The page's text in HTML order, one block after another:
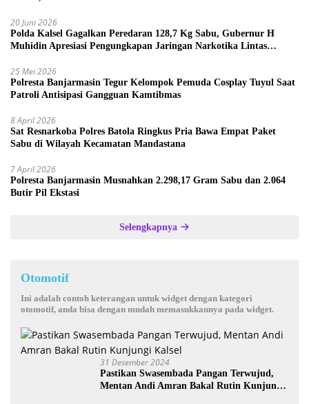
20 Juni 2026
Polda Kalsel Gagalkan Peredaran 128,7 Kg Sabu, Gubernur H
Muhidin Apresiasi Pengungkapan Jaringan Narkotika Lintas
25 Mei 2026
Polresta Banjarmasin Tegur Kelompok Pemuda Cosplay Tuyul Saat
Patroli Antisipasi Gangguan Kamtibmas
8 April 2026
Sat Resnarkoba Polres Batola Ringkus Pria Bawa Empat Paket
Sabu di Wilayah Kecamatan Mandastana
7 April 2026
Polresta Banjarmasin Musnahkan 2.298,17 Gram Sabu dan 2.064
Butir Pil Ekstasi
Selengkapnya
Otomotif
Ini adalah contoh keterangan untuk widget dengan kategori
otomotif, anda bisa dengan mudah memasukkannya pada widget.
31 Desember 2024
Pastikan Swasembada Pangan Terwujud,
Mentan Andi Amran Bakal Rutin Kunjungi